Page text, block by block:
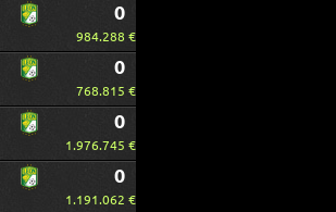
0
984.288 €
0
768.815 €
0
1.976.745 €
0
1.191.062 €